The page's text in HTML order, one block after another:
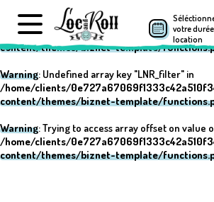
Warning: Undefined array key "post_type" in
/home/clients/
content/themes/biznet-template/
Warning: Undefined array key "LNR_filter" in
/home/clients/
content/themes/biznet-template/
Warning: Trying to access array offset on value
/home/clients/
content/themes/biznet-template/
votre
location